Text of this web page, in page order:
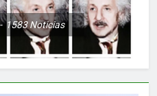
1583Noticias